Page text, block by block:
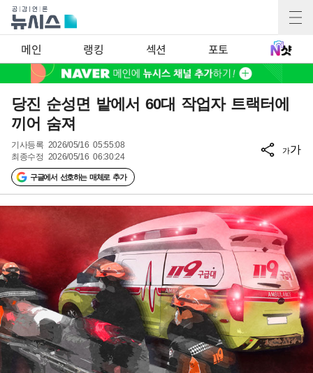
메인 랭킹 섹션 포토
당진 순성면 밭에서 60대 작업자 트랙터에
끼어 숨져
기사등록 2026/05/16 05:55:08
최종수정 2026/05/16 06:30:24
구글에서 선호하는 매체로 추가
가가